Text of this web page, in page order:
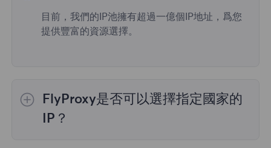
目前，我們的IP池擁有超過一億個IP地址，爲您
提供豐富的資源選擇。
FlyProxy是否可以選擇指定國家的
IP？